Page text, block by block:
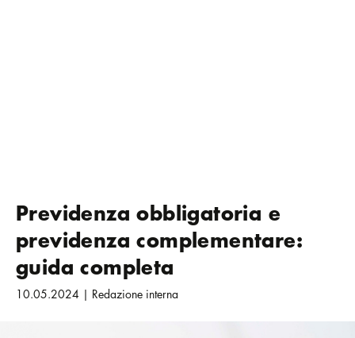
Previdenza obbligatoria e
previdenza complementare:
guida completa
10.05.2024 | Redazione interna